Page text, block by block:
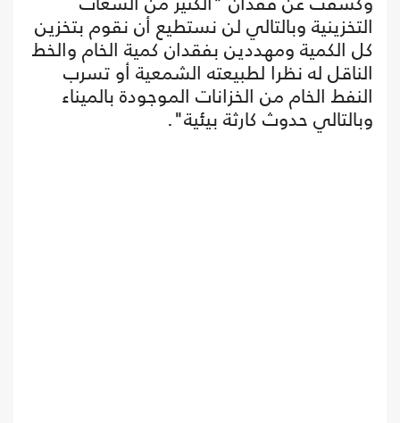
التخزينية وبالتالي لن نستطيع أن نقوم بتخزين
كل الكمية ومهددين بفقدان كمية الخام والخط
الناقل له نظرا لطبيعته الشمعية أو تسرب
النفط الخام من الخزانات الموجودة بالميناء
وبالتالي حدوث كارثة بيئية".